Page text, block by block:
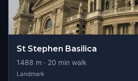
St Stephen Basilica
1488 m · 20 min walk
Landmark